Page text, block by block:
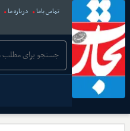
تماس باما درباره ما